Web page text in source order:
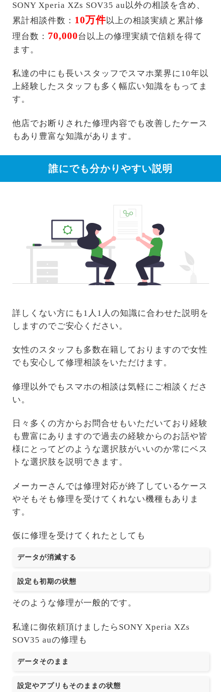
SONY Xperia XZs SOV35 au以外の相談を含め、
累計相談件数： 10万件以上の相談実績と累計修
理台数： 70,000台以上の修理実績で信頼を得て
ます。
私達の中にも長いスタッフでスマホ業界に10年以
上経験したスタッフも多く幅広い知識をもってま
す。
他店でお断りされた修理内容でも改善したケース
もあり豊富な知識があります。
誰にでも分かりやすい説明
詳しくない方にも1人1人の知識に合わせた説明を
しますのでご安心ください。
女性のスタッフも多数在籍しておりますので女性
でも安心して修理相談をいただけます。
修理以外でもスマホの相談は気軽にご相談くださ
い。
日々多くの方からお問合せもいただいており経験
も豊富にありますので過去の経験からのお話や皆
様にとってどのような選択肢がいいのか常にベス
トな選択肢を説明できます。
メーカーさんでは修理対応が終了しているケース
やそもそも修理を受けてくれない機種もありま
す。
仮に修理を受けてくれたとしても
データが消滅する
設定も初期の状態
そのような修理が一般的です。
私達に御依頼頂けましたらSONY Xperia XZs
SOV35 auの修理も
データそのまま
設定やアプリもそのままの状態